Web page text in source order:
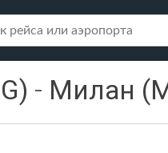
- Милан